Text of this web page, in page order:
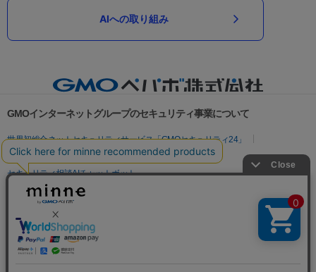
AIへの取り組み
GMOインターネットグループのセキュリティ事業について
世界初総合ネットセキュリティサービス「GMOセキュリティ24」
パスワード漏洩診断
Webサイトリスク診断
セキュリティ相談AIチャットボット
実在証明・盗聴対策
サイバー攻撃対策（GMO Flatt Security）
セキュリティ事業の軌跡